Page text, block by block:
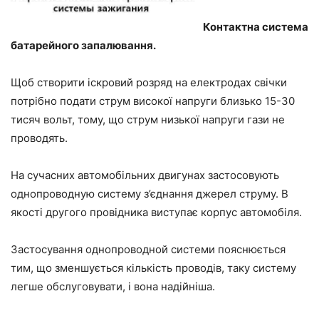
Контактна система
батарейного запалювання.
Щоб створити іскровий розряд на електродах свічки
потрібно подати струм високої напруги близько 15-30
тисяч вольт, тому, що струм низької напруги гази не
проводять.
На сучасних автомобільних двигунах застосовують
однопроводную систему з’єднання джерел струму. В
якості другого провідника виступає корпус автомобіля.
Застосування однопроводной системи пояснюється
тим, що зменшується кількість проводів, таку систему
легше обслуговувати, і вона надійніша.